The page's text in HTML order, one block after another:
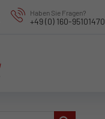
Haben Sie Fragen?
+49 (0) 160-95101470